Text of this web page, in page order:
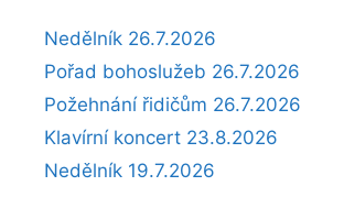
Nedělník 26.7.2026
Pořad bohoslužeb 26.7.2026
Požehnání řidičům 26.7.2026
Klavírní koncert 23.8.2026
Nedělník 19.7.2026